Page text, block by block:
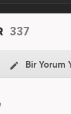
337
Bir Yorum